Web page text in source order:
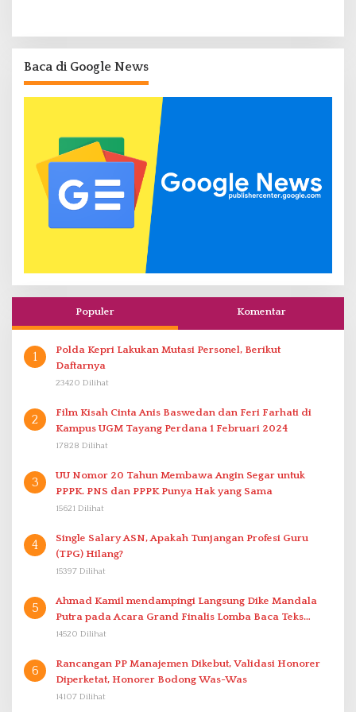
Baca di Google News
Populer Komentar
1
Polda Kepri Lakukan Mutasi Personel, Berikut
Daftarnya
23420 Dilihat
2
Film Kisah Cinta Anis Baswedan dan Feri Farhati di
Kampus UGM Tayang Perdana 1 Februari 2024
17828 Dilihat
3
UU Nomor 20 Tahun Membawa Angin Segar untuk
PPPK. PNS dan PPPK Punya Hak yang Sama
15621 Dilihat
4
Single Salary ASN, Apakah Tunjangan Profesi Guru
(TPG) Hilang?
15397 Dilihat
5
Ahmad Kamil mendampingi Langsung Dike Mandala
Putra pada Acara Grand Finalis Lomba Baca Teks
Proklamasi Mirip Bung Karno di Bali
14520 Dilihat
6
Rancangan PP Manajemen Dikebut, Validasi Honorer
Diperketat, Honorer Bodong Was-Was
14107 Dilihat